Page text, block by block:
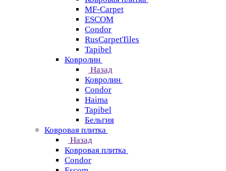
MF-Carpet
ESCOM
Condor
RusCarpetTiles
Tapibel
Ковролин
Назад
Ковролин
Condor
Haima
Tapibel
Бельгия
Ковровая плитка
Назад
Ковровая плитка
Condor